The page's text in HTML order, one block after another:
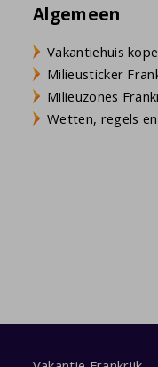
Algemeen
Vakantiehuis
Milieusticker
Milieuzones
Wetten, regels